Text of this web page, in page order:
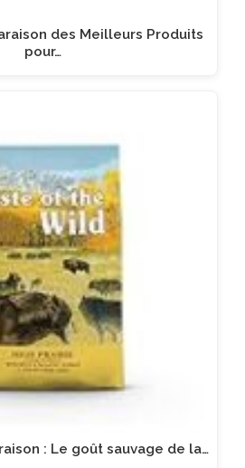
des Meilleurs Produits
pour…
: Le goût sauvage de la…